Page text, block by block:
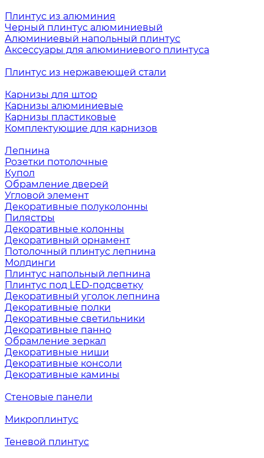
Плинтус из алюминия
Черный плинтус алюминиевый
Алюминиевый напольный плинтус
Аксессуары для алюминиевого плинтуса
Плинтус из нержавеющей стали
Карнизы для штор
Карнизы алюминиевые
Карнизы пластиковые
Комплектующие для карнизов
Лепнина
Розетки потолочные
Купол
Обрамление дверей
Угловой элемент
Декоративные полуколонны
Пилястры
Декоративные колонны
Декоративный орнамент
Потолочный плинтус лепнина
Молдинги
Плинтус напольный лепнина
Плинтус под LED-подсветку
Декоративный уголок лепнина
Декоративные полки
Декоративные светильники
Декоративные панно
Обрамление зеркал
Декоративные ниши
Декоративные консоли
Декоративные камины
Стеновые панели
Микроплинтус
Теневой плинтус